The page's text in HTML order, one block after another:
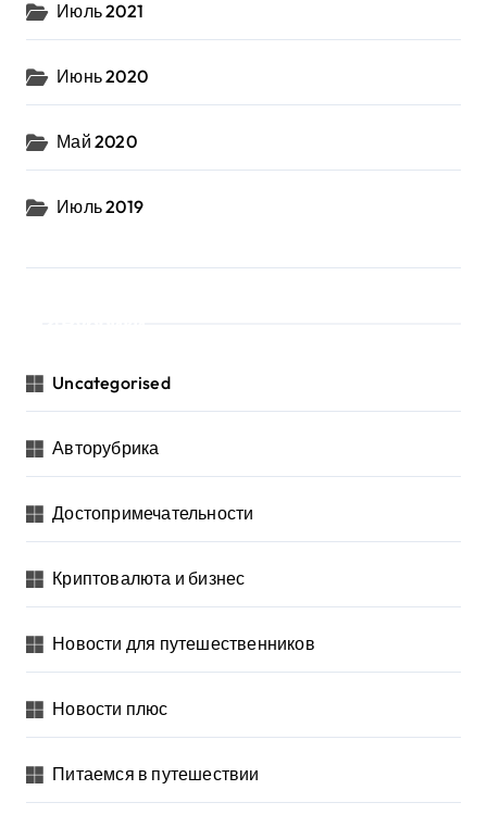
Июль 2021
Июнь 2020
Май 2020
Июль 2019
Uncategorised
Авторубрика
Достопримечательности
Криптовалюта и бизнес
Новости для путешественников
Новости плюс
Питаемся в путешествии